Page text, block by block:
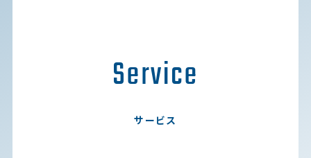
Service
サービス